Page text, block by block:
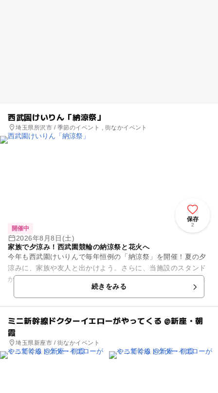
西武園けいりん「納涼祭」
埼玉県所沢市 / 季節のイベント , 街なかイベント
保存
2
開催中
2026年8月8日(土)
家族で夕涼み！西武園競輪の納涼祭と花火へ
今年も西武園けいりんで毎年恒例の「納涼祭」を開催！夏の夕
涼みに、家族や友人と出かけよう。さらに、当施設のスタンド
からは所沢の夜空を美しく彩る夏の風物詩「西武園ゆうえんち
打ち上げ花火」の一部を見...続きをみる
ミニ新幹線ドクターイエローがやってくる @新座・朝
霞
埼玉県新座市 / 街なかイベント